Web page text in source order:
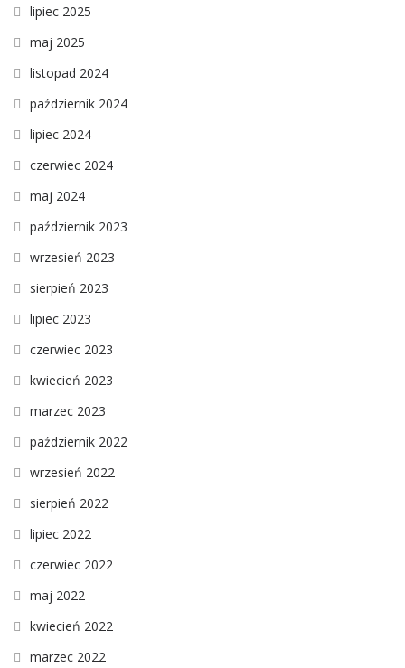
lipiec 2025
maj 2025
listopad 2024
październik 2024
lipiec 2024
czerwiec 2024
maj 2024
październik 2023
wrzesień 2023
sierpień 2023
lipiec 2023
czerwiec 2023
kwiecień 2023
marzec 2023
październik 2022
wrzesień 2022
sierpień 2022
lipiec 2022
czerwiec 2022
maj 2022
kwiecień 2022
marzec 2022